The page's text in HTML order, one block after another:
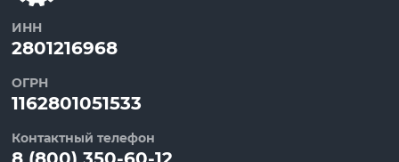
ИНН
2801216968
ОГРН
1162801051533
Контактный телефон